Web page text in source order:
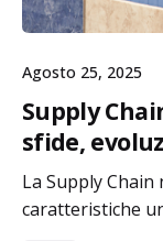
Agosto 25, 2025
Supply
sfide,
La Supply
caratteristiche